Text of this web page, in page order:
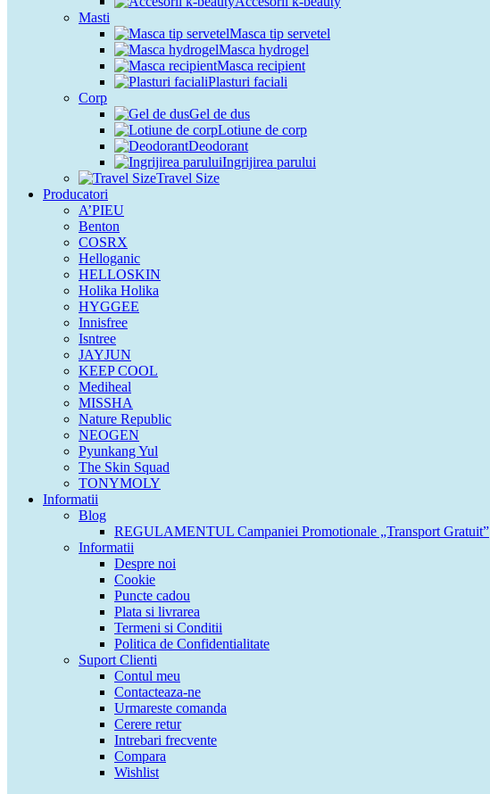
Masti
Masca tip servetel
Masca hydrogel
Masca recipient
Plasturi faciali
Corp
Gel de dus
Lotiune de corp
Deodorant
Ingrijirea parului
Travel Size
Producatori
A’PIEU
Benton
COSRX
Helloganic
HELLOSKIN
Holika Holika
HYGGEE
Innisfree
Isntree
JAYJUN
KEEP COOL
Mediheal
MISSHA
Nature Republic
NEOGEN
Pyunkang Yul
The Skin Squad
TONYMOLY
Informatii
Blog
REGULAMENTUL Campaniei Promotionale „Transport Gratuit”
Informatii
Despre noi
Cookie
Puncte cadou
Plata si livrarea
Termeni si Conditii
Politica de Confidentialitate
Suport Clienti
Contul meu
Contacteaza-ne
Urmareste comanda
Cerere retur
Intrebari frecvente
Compara
Wishlist